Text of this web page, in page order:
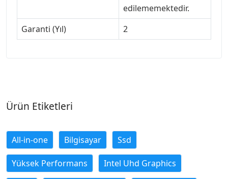
edilememektedir.
Garanti (Yıl)
2
Ürün Etiketleri
All-in-one Bilgisayar Ssd
Yüksek Performans Intel Uhd Graphics